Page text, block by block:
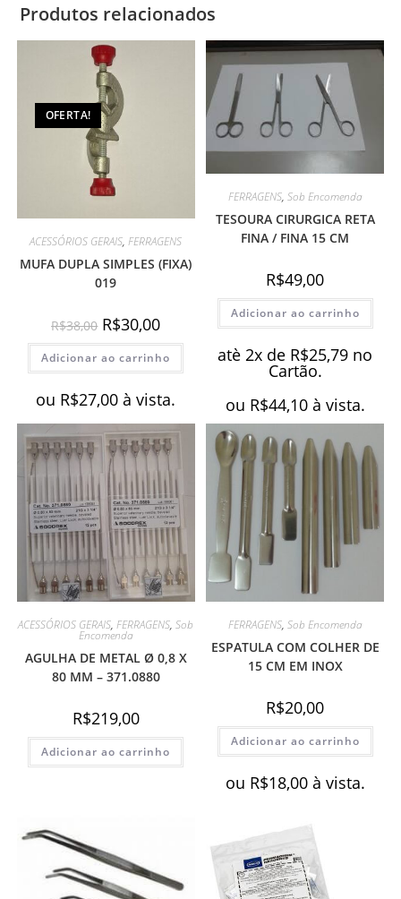
Produtos relacionados
OFERTA!
ACESSÓRIOS GERAIS,FERRAGENS
MUFA DUPLA SIMPLES (FIXA)
019
R$38,00 O
preço
original
era:
R$38,00.
R$30,00O
atual
é:
R$30,00.
Adicionar ao carrinho
ou R$27,00 à vista.
FERRAGENS, Sob Encomenda
TESOURA CIRURGICA RETA
FINA / FINA 15 CM
R$49,00
Adicionar ao carrinho
atè 2x de R$25,79 no
Cartão.
ou R$44,10 à vista.
ACESSÓRIOS GERAIS,FERRAGENS,Sob
Encomenda
AGULHA DE METAL Ø 0,8 X
80 MM – 371.0880
R$219,00
Adicionar ao carrinho
FERRAGENS, Sob Encomenda
ESPATULA COM COLHER DE
15 CM EM INOX
R$20,00
Adicionar ao carrinho
ou R$18,00 à vista.